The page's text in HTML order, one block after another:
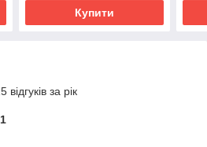
Купити
за рік